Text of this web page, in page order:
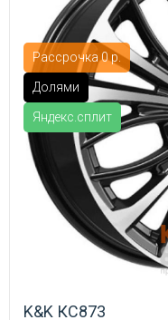
Рассрочка 0 р.
Долями
Яндекс.сплит
K&K КС873